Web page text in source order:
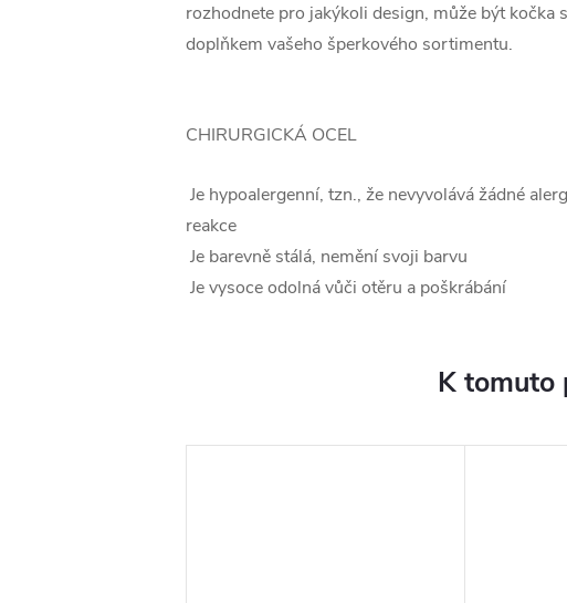
rozhodnete pro jakýkoli design, může být kočka
doplňkem vašeho šperkového sortimentu.
CHIRURGICKÁ OCEL
Je hypoalergenní, tzn., že nevyvolává žádné
reakce
Je barevně stálá, nemění svoji barvu
Je vysoce odolná vůči otěru a poškrábání
K tomuto